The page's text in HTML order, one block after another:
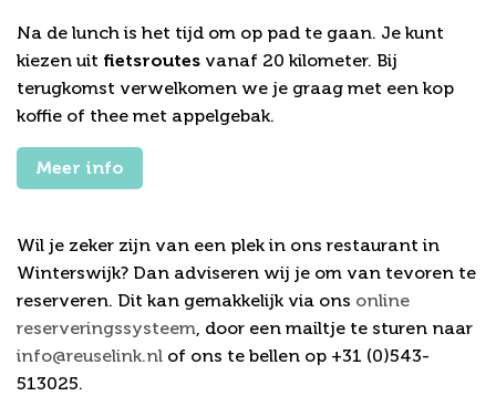
Na de lunch is het tijd om op pad te gaan. Je kunt
kiezen uit fietsroutes vanaf 20 kilometer. Bij
terugkomst verwelkomen we je graag met een kop
koffie of thee met appelgebak.
Meer info
Wil je zeker zijn van een plek in ons restaurant in
Winterswijk? Dan adviseren wij je om van tevoren te
reserveren. Dit kan gemakkelijk via ons online
reserveringssysteem, door een mailtje te sturen naar
info@reuselink.nl of ons te bellen op +31 (0)543-
513025.